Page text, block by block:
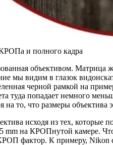
и полного кадра
объективом. Матрица
мы видим в глазок
черной рамкой на
туда попадает немного
на то, что размеры объектива
исходя из тех,
mm на КРОПнутой камере.
фактор. К примеру, Nikon